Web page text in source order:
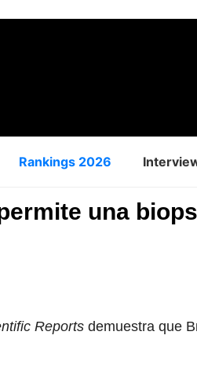
Rankings 2026
una
Reports demuestra que